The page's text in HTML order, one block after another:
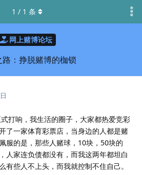
网上赌博论坛
路：挣脱赌博的枷锁
1 / 1 条
打响，我生活的圈子，大家都热爱竞彩
了一家体育彩票店，当身边的人都是赌
服的是，那些人赌球，10块，50块的
人家连负债都没有，而我这两年都坦白
有些人不上头，而我就控制不住自己。